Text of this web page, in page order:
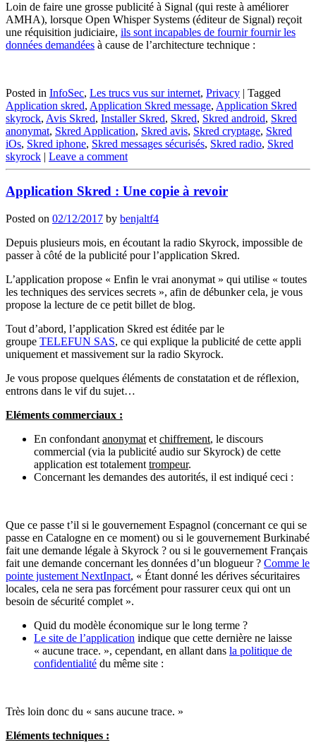
Loin de faire une grosse publicité à Signal (qui reste à améliorer
AMHA), lorsque Open Whisper Systems (éditeur de Signal) reçoit
une réquisition judiciaire, ils sont incapables de fournir fournir les
données demandées à cause de l’architecture technique :
Posted in InfoSec, Les trucs vus sur internet, Privacy | Tagged
Application skred, Application Skred message, Application Skred
skyrock, Avis Skred, Installer Skred, Skred, Skred android, Skred
anonymat, Skred Application, Skred avis, Skred cryptage, Skred
iOs, Skred iphone, Skred messages sécurisés, Skred radio, Skred
skyrock | Leave a comment
Application Skred : Une copie à revoir
Posted on 02/12/2017 by benjaltf4
Depuis plusieurs mois, en écoutant la radio Skyrock, impossible de
passer à côté de la publicité pour l’application Skred.
L’application propose « Enfin le vrai anonymat » qui utilise « toutes
les techniques des services secrets », afin de débunker cela, je vous
propose la lecture de ce petit billet de blog.
Tout d’abord, l’application Skred est éditée par le
groupe TELEFUN SAS, ce qui explique la publicité de cette appli
uniquement et massivement sur la radio Skyrock.
Je vous propose quelques éléments de constatation et de réflexion,
entrons dans le vif du sujet…
Eléments commerciaux :
En confondant anonymat et chiffrement, le discours
commercial (via la publicité audio sur Skyrock) de cette
application est totalement trompeur.
Concernant les demandes des autorités, il est indiqué ceci :
Que ce passe t’il si le gouvernement Espagnol (concernant ce qui se
passe en Catalogne en ce moment) ou si le gouvernement Burkinabé
fait une demande légale à Skyrock ? ou si le gouvernement Français
fait une demande concernant les données d’un blogueur ? Comme le
pointe justement NextInpact, « Étant donné les dérives sécuritaires
locales, cela ne sera pas forcément pour rassurer ceux qui ont un
besoin de sécurité complet ».
Quid du modèle économique sur le long terme ?
Le site de l’application indique que cette dernière ne laisse
« aucune trace. », cependant, en allant dans la politique de
confidentialité du même site :
Très loin donc du « sans aucune trace. »
Eléments techniques :